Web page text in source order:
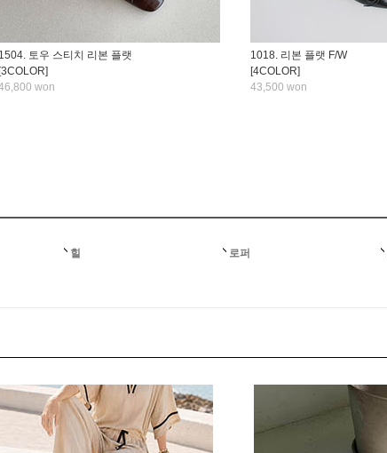
1504. 토우 스티치 리본 플랫
[3COLOR]
won
1018. 리본 플랫 F/W
[4COLOR]
43,500 won
힐 로퍼